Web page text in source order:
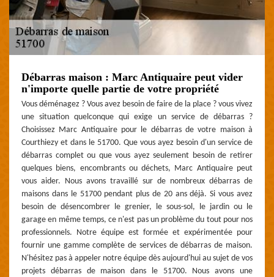
Débarras maison : Marc Antiquaire peut vider
n'importe quelle partie de votre propriété
Vous déménagez ? Vous avez besoin de faire de la place ? vous vivez
une situation quelconque qui exige un service de débarras ?
Choisissez Marc Antiquaire pour le débarras de votre maison à
Courthiezy et dans le 51700. Que vous ayez besoin d'un service de
débarras complet ou que vous ayez seulement besoin de retirer
quelques biens, encombrants ou déchets, Marc Antiquaire peut
vous aider. Nous avons travaillé sur de nombreux débarras de
maisons dans le 51700 pendant plus de 20 ans déjà. Si vous avez
besoin de désencombrer le grenier, le sous-sol, le jardin ou le
garage en même temps, ce n'est pas un problème du tout pour nos
professionnels. Notre équipe est formée et expérimentée pour
fournir une gamme complète de services de débarras de maison.
N'hésitez pas à appeler notre équipe dès aujourd'hui au sujet de vos
projets débarras de maison dans le 51700. Nous avons une